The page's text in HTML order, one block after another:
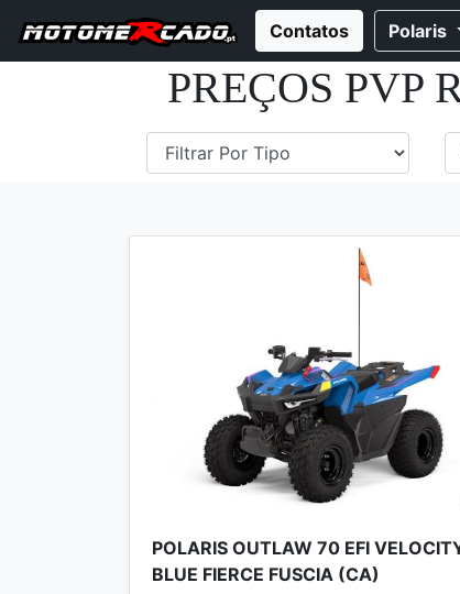
Contatos Polaris
PREÇOS PVP
POLARIS OUTLAW 70 EFI
BLUE FIERCE FUSCIA (CA)